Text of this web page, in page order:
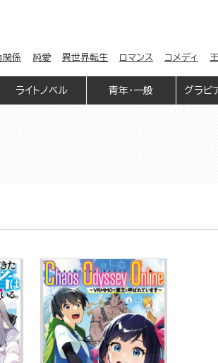
関係 純愛 異世界転生 ロマンス コメディ
ライトノベル 青年・一般 グラビ